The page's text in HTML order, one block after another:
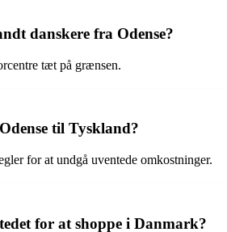
danskere fra Odense?
tæt på grænsen.
til Tyskland?
for at undgå uventede omkostninger.
for at shoppe i Danmark?